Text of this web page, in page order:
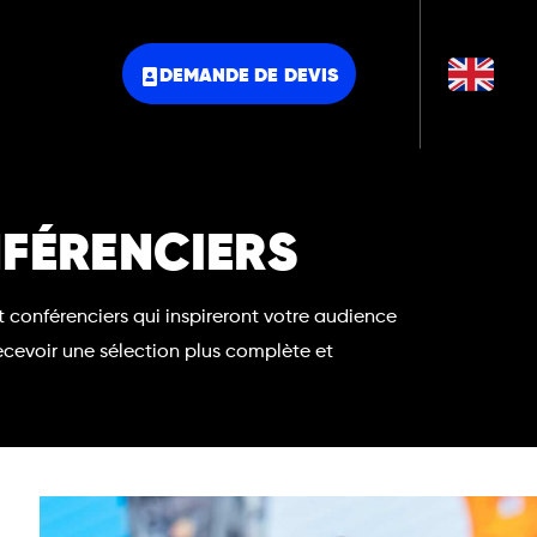
DEMANDE DE DEVIS
conférenciers qui inspireront votre audience
une sélection plus complète et